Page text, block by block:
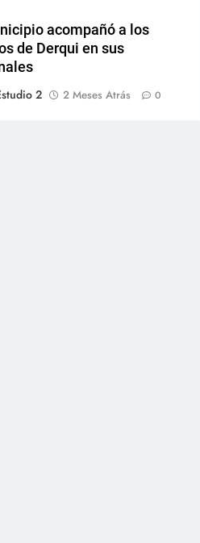
acompañó a los
de Derqui en sus
2
2 Meses Atrás 0